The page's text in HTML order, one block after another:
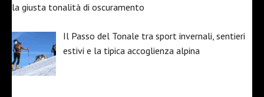
la giusta tonalità di oscuramento
Il Passo del Tonale tra sport invernali, sentieri
estivi e la tipica accoglienza alpina